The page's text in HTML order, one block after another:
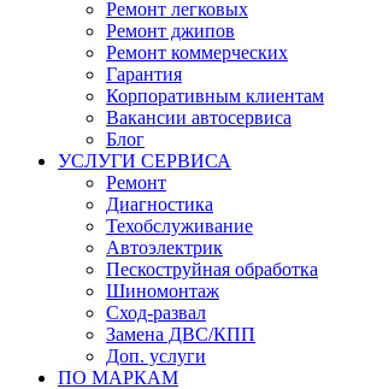
Ремонт легковых
Ремонт джипов
Ремонт коммерческих
Гарантия
Корпоративным клиентам
Вакансии автосервиса
Блог
УСЛУГИ СЕРВИСА
Ремонт
Диагностика
Техобслуживание
Автоэлектрик
Пескоструйная обработка
Шиномонтаж
Сход-развал
Замена ДВС/КПП
Доп. услуги
ПО МАРКАМ